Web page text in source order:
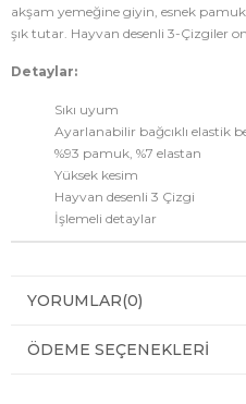
akşam yemeğine giyin, esnek
şık tutar. Hayvan desenli 3-Çizgiler
Detaylar:
Sıkı uyum
Ayarlanabilir bağcıklı elastik
%93 pamuk, %7 elastan
Yüksek kesim
Hayvan desenli 3 Çizgi
İşlemeli detaylar
YORUMLAR(0)
ÖDEME SEÇENEKLERI